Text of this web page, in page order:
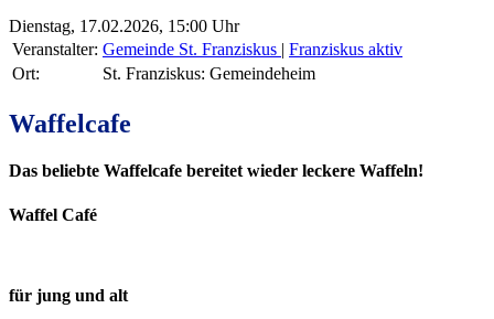
Dienstag, 17.02.2026, 15:00 Uhr
Veranstalter: Gemeinde St. Franziskus | Franziskus aktiv
Ort:
St. Franziskus: Gemeindeheim
Waffelcafe
Das beliebte Waffelcafe bereitet wieder leckere Waffeln!
Waffel Café
für jung und alt